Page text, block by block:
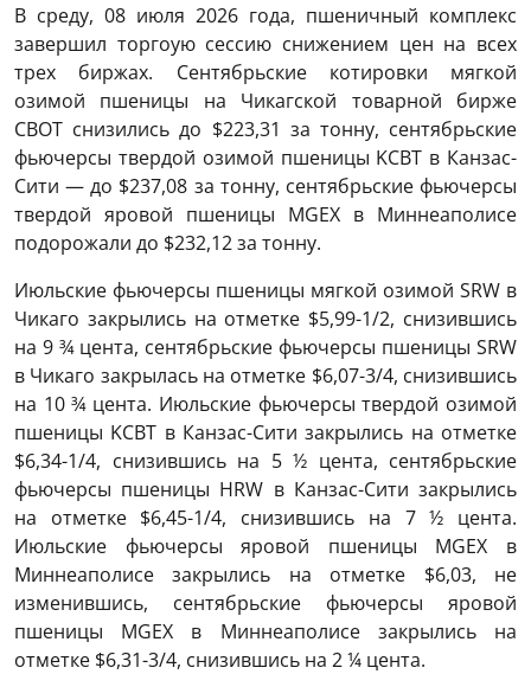
В среду, 08 июля 2026 года, пшеничный комплекс
завершил торгоую сессию снижением цен на всех
трех биржах. Сентябрьские котировки мягкой
озимой пшеницы на Чикагской товарной бирже
CBOT снизились до $223,31 за тонну, сентябрьские
фьючерсы твердой озимой пшеницы KCBT в Канзас-
Сити — до $237,08 за тонну, сентябрьские фьючерсы
твердой яровой пшеницы MGEХ в Миннеаполисе
подорожали до $232,12 за тонну.
Июльские фьючерсы пшеницы мягкой озимой SRW в
Чикаго закрылись на отметке $5,99-1/2, снизившись
на 9 ¾ цента, сентябрьские фьючерсы пшеницы SRW
в Чикаго закрылась на отметке $6,07-3/4, снизившись
на 10 ¾ цента. Июльские фьючерсы твердой озимой
пшеницы KCBT в Канзас-Сити закрылись на отметке
$6,34-1/4, снизившись на 5 ½ цента, сентябрьские
фьючерсы пшеницы HRW в Канзас-Сити закрылись
на отметке $6,45-1/4, снизившись на 7 ½ цента.
Июльские фьючерсы яровой пшеницы MGEХ в
Миннеаполисе закрылись на отметке $6,03, не
изменившись, сентябрьские фьючерсы яровой
пшеницы MGEХ в Миннеаполисе закрылись на
отметке $6,31-3/4, снизившись на 2 ¼ цента.